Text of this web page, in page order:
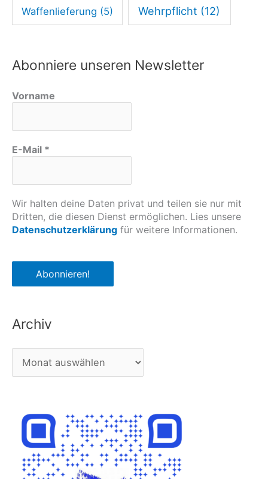
Waffenlieferung (5) Wehrpflicht (12)
Abonniere unseren Newsletter
Vorname
E-Mail *
Wir halten deine Daten privat und teilen sie nur mit
Dritten, die diesen Dienst ermöglichen. Lies unsere
Datenschutzerklärung für weitere Informationen.
Archiv
r